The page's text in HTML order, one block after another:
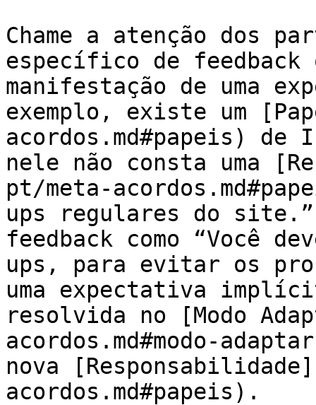
Chame a atenção dos
específico de feedback
manifestação de uma
exemplo, existe um
acordos.md#papeis)
nele não consta uma
pt/meta-
ups regulares do
feedback como “Você
ups, para evitar os
uma expectativa
resolvida no [Modo
acordos.md#modo-
nova
acordos.md#papeis).